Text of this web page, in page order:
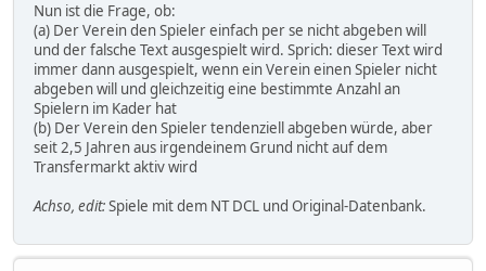
Nun ist die Frage, ob:
(a) Der Verein den Spieler einfach per se nicht abgeben will
und der falsche Text ausgespielt wird. Sprich: dieser Text wird
immer dann ausgespielt, wenn ein Verein einen Spieler nicht
abgeben will und gleichzeitig eine bestimmte Anzahl an
Spielern im Kader hat
(b) Der Verein den Spieler tendenziell abgeben würde, aber
seit 2,5 Jahren aus irgendeinem Grund nicht auf dem
Transfermarkt aktiv wird
Achso, edit:Spiele mit dem NT DCL und Original-Datenbank.